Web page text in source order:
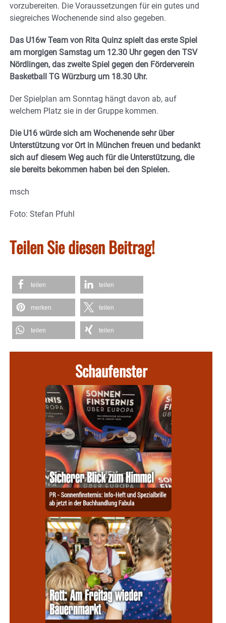
vorzubereiten. Die Voraussetzungen für ein gutes und
siegreiches Wochenende sind also gegeben.
Das U16w Team von Rita Quinz spielt das erste Spiel
am morgigen Samstag um 12.30 Uhr gegen den TSV
Nördlingen, das zweite Spiel gegen den Förderverein
Basketball TG Würzburg um 18.30 Uhr.
Der Spielplan am Sonntag hängt davon ab, auf
welchem Platz sie in der Gruppe kommen.
Die U16 würde sich am Wochenende sehr über
Unterstützung vor Ort in München freuen und bedankt
sich auf diesem Weg auch für die Unterstützung, die
sie bereits bekommen haben bei den Spielen.
msch
Foto: Stefan Pfuhl
Teilen Sie diesen Beitrag!
teilen teilen
merken teilen
teilen teilen
Schaufenster